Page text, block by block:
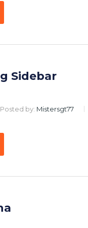
Sidebar
Posted by: Mistersgt77